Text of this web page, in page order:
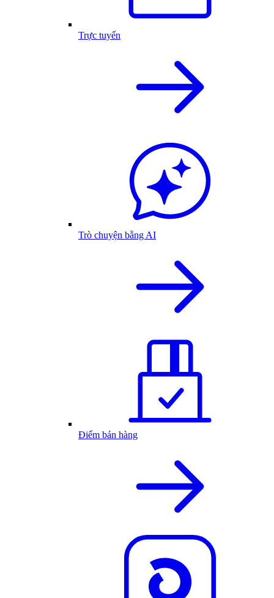
Trực tuyến
Trò chuyện bằng AI
Điểm bán hàng